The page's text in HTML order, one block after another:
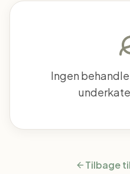
Ingen
Tilbage til